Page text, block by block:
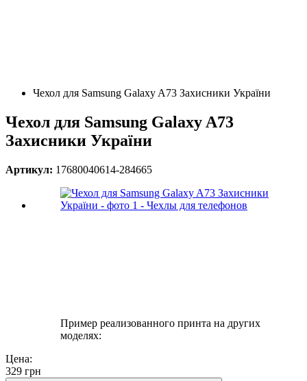
Чехол для Samsung Galaxy A73 Захисники України
Чехол для Samsung Galaxy A73
Захисники України
Артикул: 17680040614-284665
Пример реализованного принта на других
моделях:
Цена:
329 грн